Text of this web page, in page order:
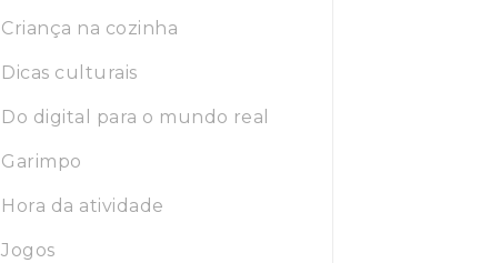
Criança na cozinha
Dicas culturais
Do digital para o mundo real
Garimpo
Hora da atividade
Jogos